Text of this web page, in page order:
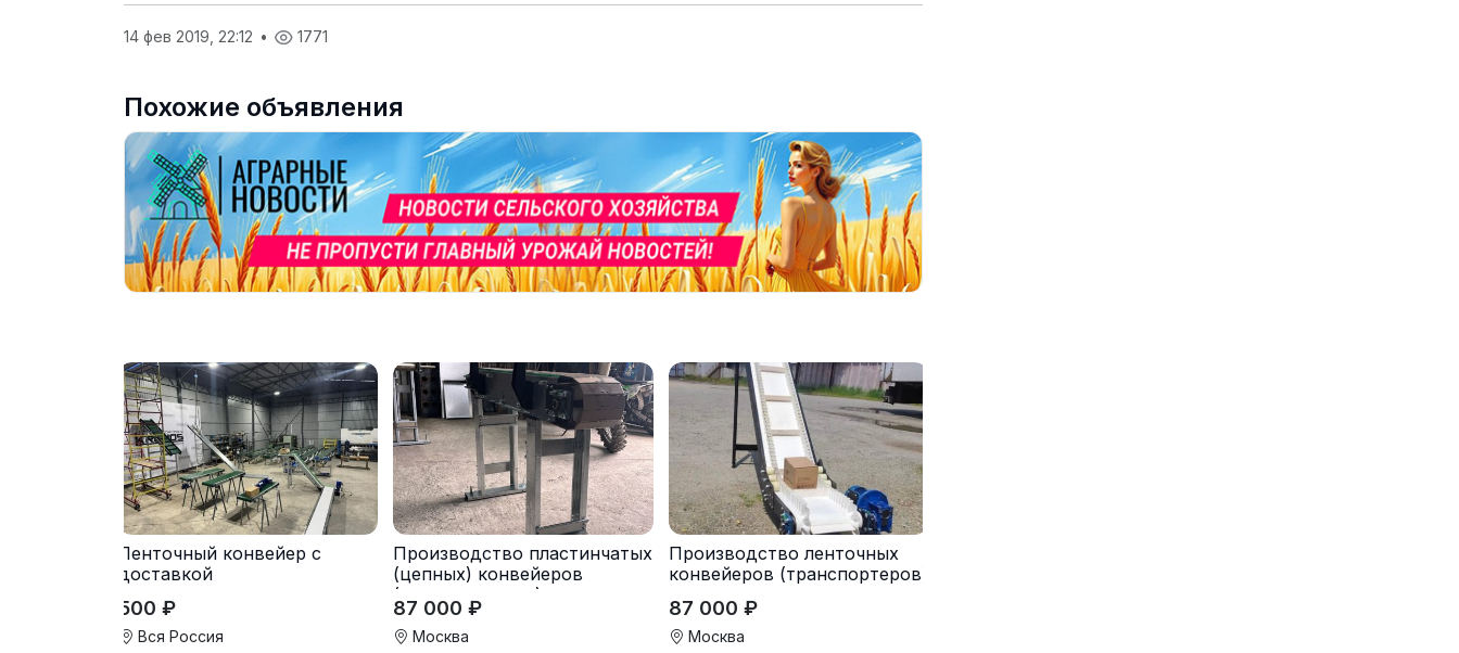
14 фев 2019, 22:12 • 1771
Похожие объявления
Ленточный конвейер с
доставкой
500 ₽
Вся Россия
Производство пластинчатых
(цепных) конвейеров
(транспортеров) под заказ
87 000 ₽
Москва
Производство ленточных
конвейеров (транспортеров)
87 000 ₽
Москва